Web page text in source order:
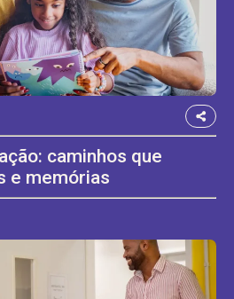
caminhos que
e memórias